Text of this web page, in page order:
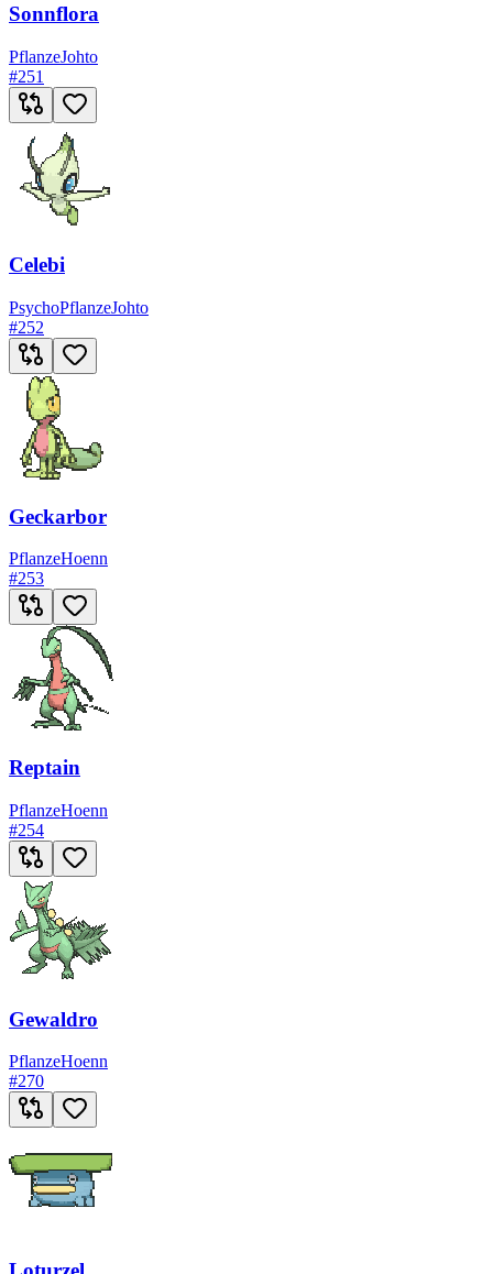
Sonnflora
PflanzeJohto
#251
Celebi
PsychoPflanzeJohto
#252
Geckarbor
PflanzeHoenn
#253
Reptain
PflanzeHoenn
#254
Gewaldro
PflanzeHoenn
#270